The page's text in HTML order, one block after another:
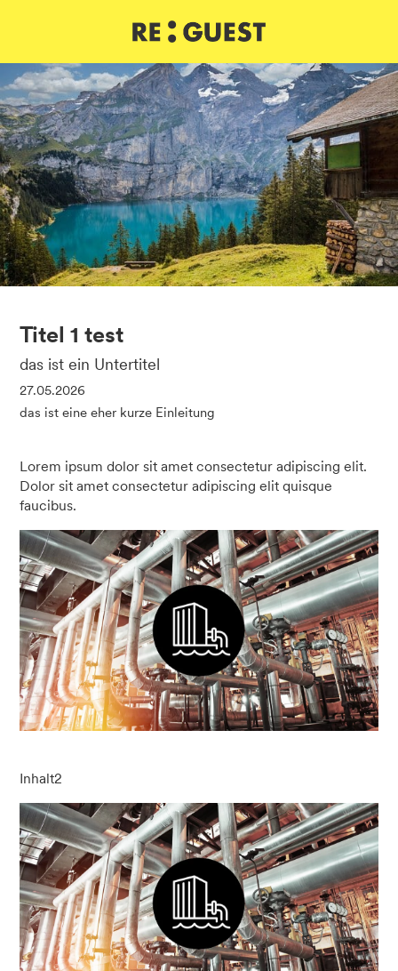
Titel 1 test
das ist ein Untertitel
27.05.2026
das ist eine eher kurze Einleitung
Lorem ipsum dolor sit amet consectetur adipiscing elit.
Dolor sit amet consectetur adipiscing elit quisque
faucibus.
Inhalt2